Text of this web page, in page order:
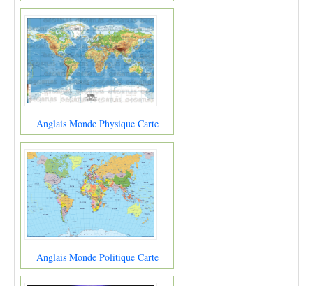
Anglais Monde Physique Carte
Anglais Monde Politique Carte